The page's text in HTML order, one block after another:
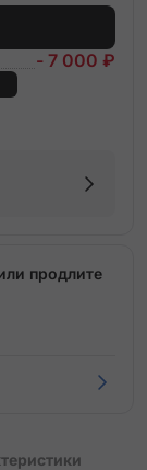
- 7 000 ₽
продлите